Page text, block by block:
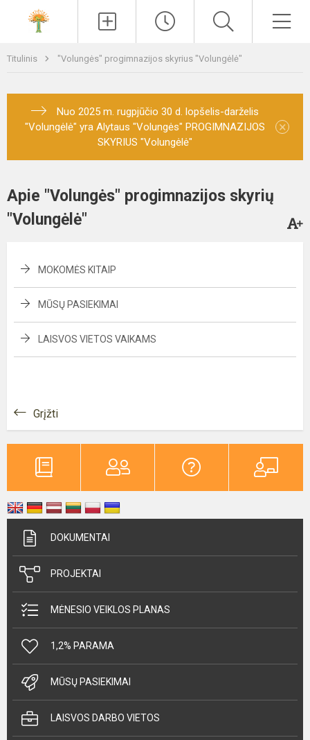
Titulinis "Volungės" progimnazijos skyrius "Volungėlė"
Nuo 2025 m. rugpjūčio 30 d. lopšelis-darželis
"Volungėlė" yra Alytaus "Volungės" PROGIMNAZIJOS
SKYRIUS "Volungėlė"
×
Apie "Volungės" progimnazijos skyrių
"Volungėlė"
MOKOMĖS KITAIP
MŪSŲ PASIEKIMAI
LAISVOS VIETOS VAIKAMS
Grįžti
DOKUMENTAI
PROJEKTAI
MĖNESIO VEIKLOS PLANAS
1,2% PARAMA
MŪSŲ PASIEKIMAI
LAISVOS DARBO VIETOS